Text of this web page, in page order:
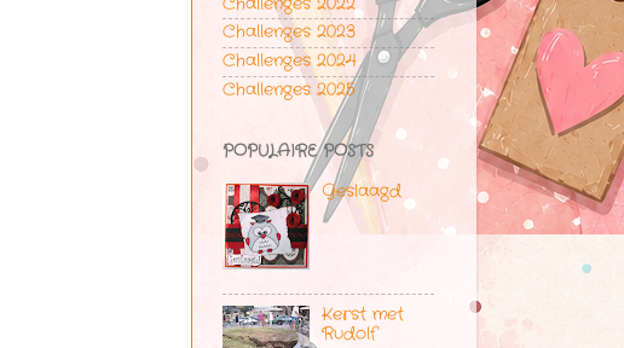
Challenges 2023
Challenges 2024
Challenges 2025
POPULAIRE POSTS
Geslaagd
Kerst met
Rudolf